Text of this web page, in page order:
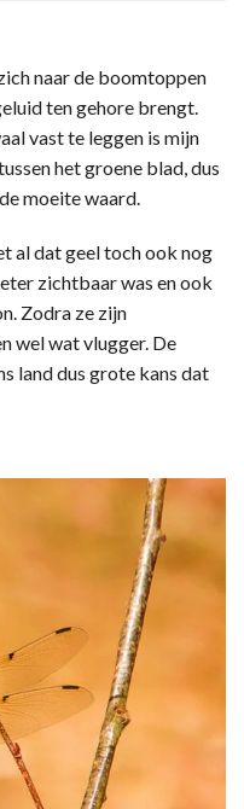
naar de boomtoppen
ten gehore brengt.
vast te leggen is mijn
het groene blad, dus
moeite waard.
al dat geel toch ook nog
zichtbaar was en ook
Zodra ze zijn
wel wat vlugger. De
land dus grote kans dat